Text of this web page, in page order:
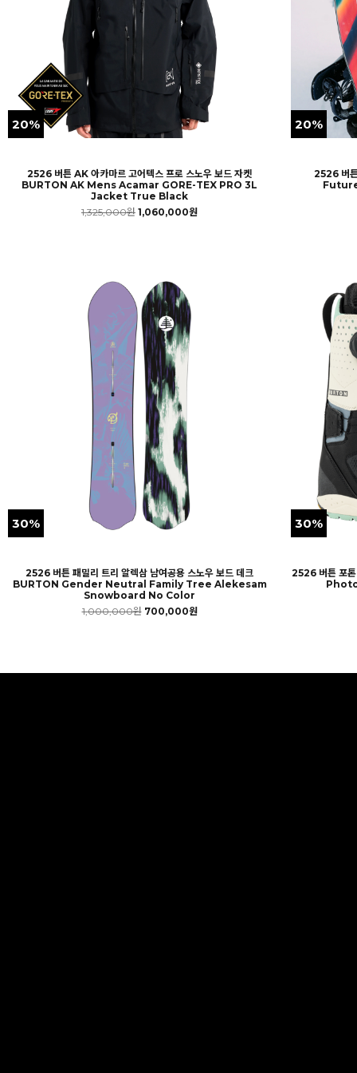
20%
2526 버튼 AK 아카마르 고어텍스 프로 스노우 보드 자켓
BURTON AK Mens Acamar GORE-TEX PRO 3L
Jacket True Black
1,325,000원 1,060,000원
20%
2526 버
30%
2526 버튼 패밀리 트리 알렉삼 남여공용 스노우 보드 데크
BURTON Gender Neutral Family Tree Alekesam
Snowboard No Color
1,000,000원 700,000원
30%
2526 버튼 포